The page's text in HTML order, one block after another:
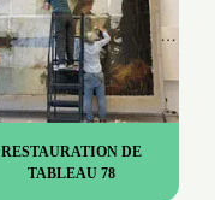
RESTAURATION DE
TABLEAU 78